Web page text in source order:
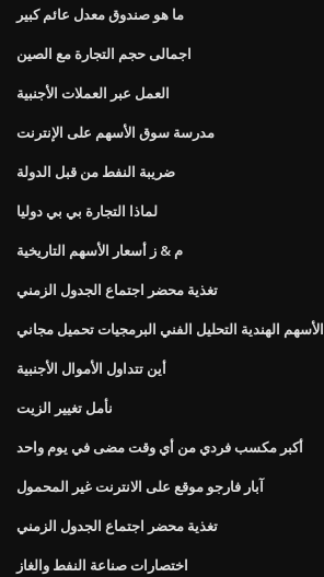
ما هو صندوق معدل عائم كبير
اجمالى حجم التجارة مع الصين
العمل عبر العملات الأجنبية
مدرسة سوق الأسهم على الإنترنت
ضريبة النفط من قبل الدولة
لماذا التجارة بي بي دوليا
م & ز أسعار الأسهم التاريخية
تغذية محضر اجتماع الجدول الزمني
الأسهم الهندية التحليل الفني البرمجيات تحميل مجاني
أين تتداول الأموال الأجنبية
نأمل تغيير الزيت
أكبر مكسب فردي من أي وقت مضى في يوم واحد
آبار فارجو موقع على الانترنت غير المحمول
تغذية محضر اجتماع الجدول الزمني
اختصارات صناعة النفط والغاز